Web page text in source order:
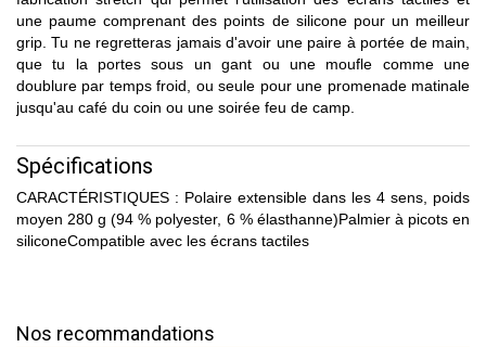
une paume comprenant des points de silicone pour un meilleur
grip. Tu ne regretteras jamais d'avoir une paire à portée de main,
que tu la portes sous un gant ou une moufle comme une
doublure par temps froid, ou seule pour une promenade matinale
jusqu'au café du coin ou une soirée feu de camp.
Spécifications
CARACTÉRISTIQUES : Polaire extensible dans les 4 sens, poids
moyen 280 g (94 % polyester, 6 % élasthanne)Palmier à picots en
siliconeCompatible avec les écrans tactiles
Nos recommandations